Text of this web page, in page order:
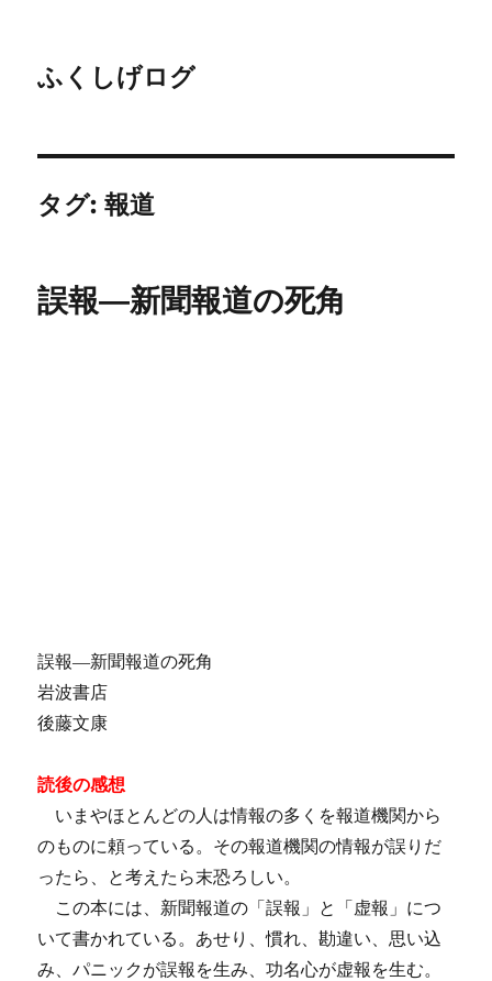
ふくしげログ
タグ:報道
誤報―新聞報道の死角
誤報―新聞報道の死角
岩波書店
後藤文康
読後の感想
いまやほとんどの人は情報の多くを報道機関から
のものに頼っている。その報道機関の情報が誤りだ
ったら、と考えたら末恐ろしい。
この本には、新聞報道の「誤報」と「虚報」につ
いて書かれている。あせり、慣れ、勘違い、思い込
み、パニックが誤報を生み、功名心が虚報を生む。